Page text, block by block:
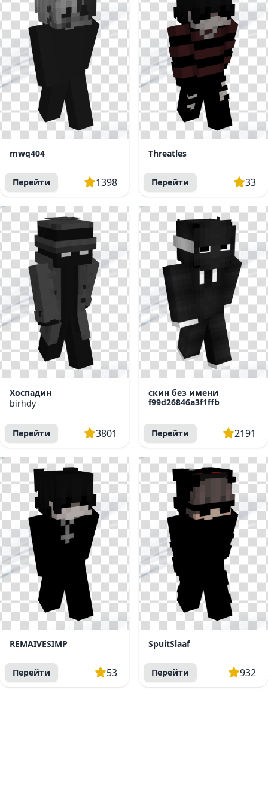
mwq404
Перейти 1398
Threatles
Перейти 33
Хоспадин
birhdy
Перейти 3801
скин без имени
f99d26846a3f1ffb
Перейти 2191
REMAIVESIMP
Перейти 53
SpuitSlaaf
Перейти 932